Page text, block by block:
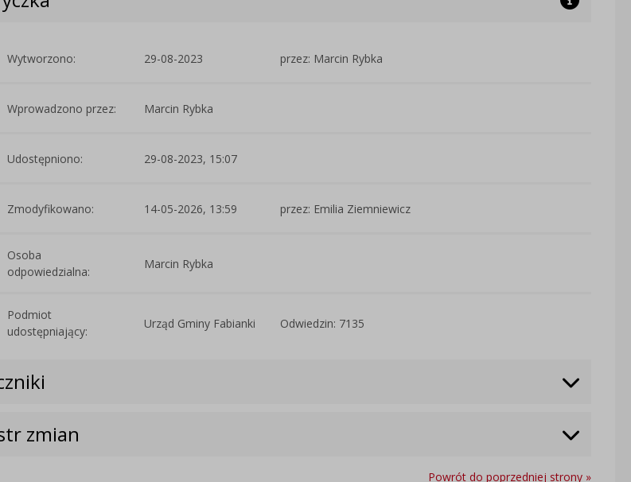
Wytworzono: 29-08-2023 przez: Marcin Rybka
Wprowadzono przez: Marcin Rybka
Udostępniono: 29-08-2023, 15:07
Zmodyfikowano: 14-05-2026, 13:59 przez: Emilia Ziemniewicz
Osoba
odpowiedzialna:
Marcin Rybka
Podmiot
udostępniający:
Urząd Gminy Fabianki Odwiedzin: 7135
zmian
Powrót do poprzedniej strony »